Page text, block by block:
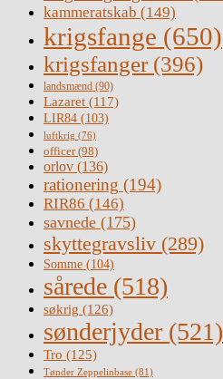
kammeratskab (149)
krigsfange (650)
krigsfanger (396)
landsmænd (90)
Lazaret (117)
LIR84 (103)
luftkrig (76)
officer(98)
orlov (136)
rationering (194)
RIR86 (146)
savnede (175)
skyttegravsliv (289)
Somme (104)
sårede (518)
søkrig (126)
sønderjyder (521)
Tro (125)
Tønder Zeppelinbase (81)